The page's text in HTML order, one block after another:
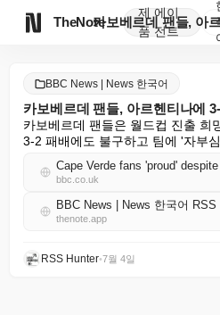
TheNote
제
품
에이
전트
BBC News | News 한국어
카보베르데 팬들, 아르헨티나에
카보베르데 팬들은 월드컵 진출 희
3-2 패배에도 불구하고 팀에 '자부
Cape Verde fans 'proud'
bbc.co.uk
BBC News | News 한국어 RSS
thenote.app
RSS Hunter•7월 4일